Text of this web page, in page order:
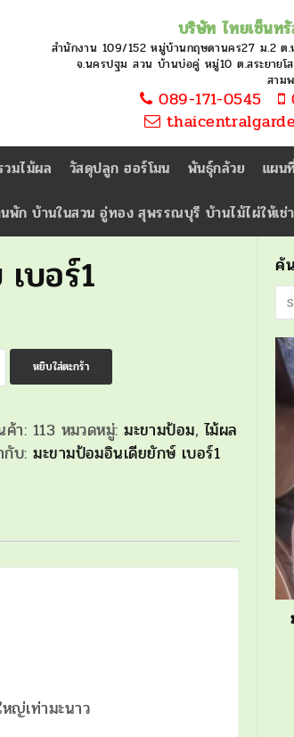
บริษัท ไทยเซ็นท
สำนักงาน 109/152 หมู่บ้านกฤษดานคร27 ม.2 ต.
จ.นครปฐม สวน บ้านบ่อคู่ หมู่10 ต.สระยาย
สาม
089-171-0545
วมไม้ผล วัสดุปลูก ฮอร์โมน พันธุ์กล้วย แผน
พัก บ้านในสวน อู่ทอง สุพรรณบุรี บ้านไม้ไผ่ให้เช่
บอร์1
หยิบใส่ตะกร้า
ค้า: 113 หมวดหมู่:มะขามป้อม,ไม้ผล
กับ:มะขามป้อมอินเดียยักษ์ เบอร์1
ญ่เท่ามะนาว
ค้